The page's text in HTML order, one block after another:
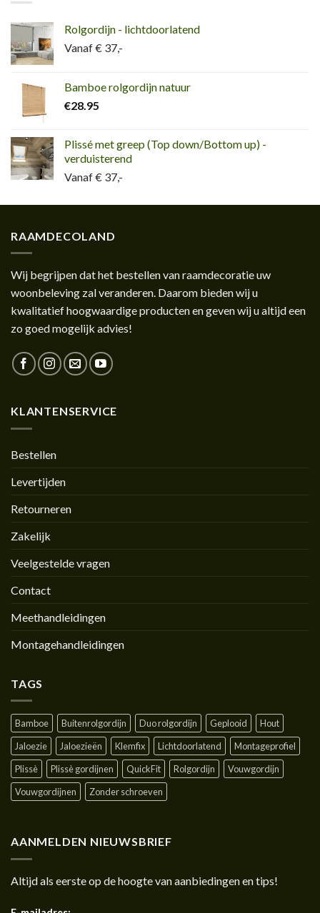
Rolgordijn - lichtdoorlatend
Vanaf € 37,-
Bamboe rolgordijn natuur
€28.95
Plissé met greep (Top down/Bottom up) -
verduisterend
Vanaf € 37,-
RAAMDECOLAND
Wij begrijpen dat het bestellen van raamdecoratie uw
woonbeleving zal veranderen. Daarom bieden wij u
kwalitatief hoogwaardige producten en geven wij u altijd een
zo goed mogelijk advies!
KLANTENSERVICE
Bestellen
Levertijden
Retourneren
Zakelijk
Veelgestelde vragen
Contact
Meethandleidingen
Montagehandleidingen
TAGS
Bamboe Buitenrolgordijn Duo rolgordijn Geplooid
Hout
Jaloezie
Jaloezieën Klemfix Lichtdoorlatend
Montageprofiel
Plissè
Plissè gordijnen QuickFit Rolgordijn
Vouwgordijn
Vouwgordijnen
Zonder schroeven
AANMELDEN NIEUWSBRIEF
Altijd als eerste op de hoogte van aanbiedingen en tips!